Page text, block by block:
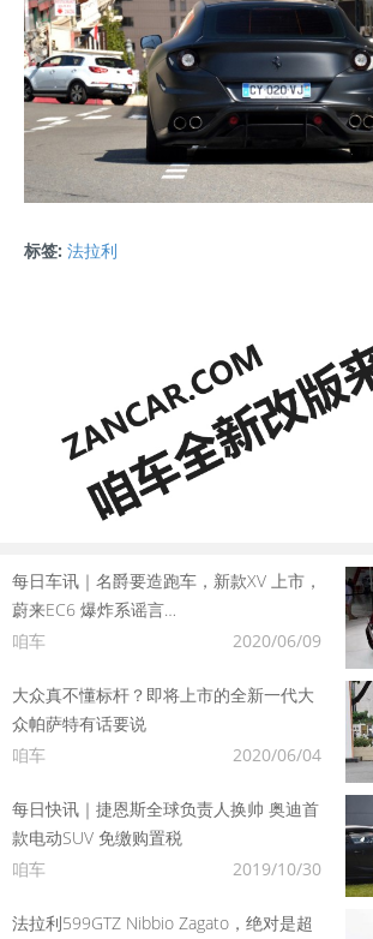
标签: 法拉利
每日车讯｜名爵要造跑车，新款XV 上市，
蔚来EC6 爆炸系谣言…
咱车
2020/06/09
大众真不懂标杆？即将上市的全新一代大
众帕萨特有话要说
咱车
2020/06/04
每日快讯｜捷恩斯全球负责人换帅 奥迪首
款电动SUV 免缴购置税
咱车
2019/10/30
法拉利599GTZ Nibbio Zagato，绝对是超